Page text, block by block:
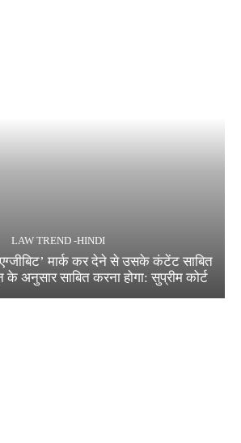
LAW TREND -HINDI
मार्क कर देने से उसके कंटेंट साबित
के अनुसार साबित करना होगा: सुप्रीम कोर्ट